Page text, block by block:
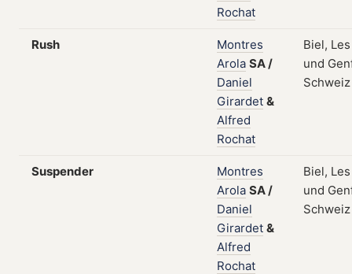
Rochat
Rush
Montres
Arola SA/
Daniel
Girardet &
Alfred
Rochat
Biel,
und
Schweiz
Suspender
Montres
Arola SA/
Daniel
Girardet &
Alfred
Rochat
Biel,
und
Schweiz